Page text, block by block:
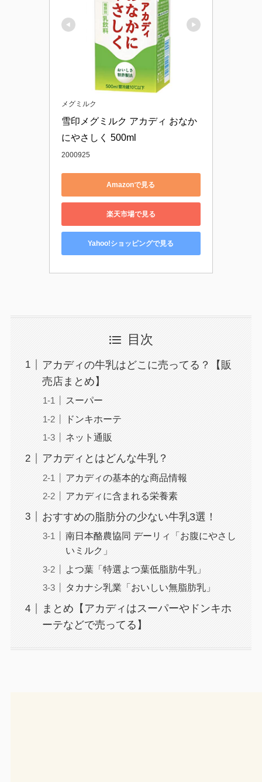
メグミルク
雪印メグミルク アカディ おなか
にやさしく 500ml
2000925
Amazonで見る
楽天市場で見る
Yahoo!ショッピングで見る
目次
アカディの牛乳はどこに売ってる？【販
売店まとめ】
スーパー
ドンキホーテ
ネット通販
アカディとはどんな牛乳？
アカディの基本的な商品情報
アカディに含まれる栄養素
おすすめの脂肪分の少ない牛乳3選！
南日本酪農協同 デーリィ「お腹にやさし
いミルク」
よつ葉「特選よつ葉低脂肪牛乳」
タカナシ乳業「おいしい無脂肪乳」
まとめ【アカディはスーパーやドンキホ
ーテなどで売ってる】